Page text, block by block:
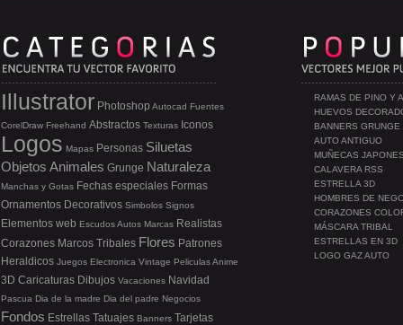
RAMAS DE PINO Y
HUEVOS
BANNERS GRUNGE
AUTO ANTIGUO
MUÑECAS
CALAVERA RSS
ESTRELLA 3D
HOMBRES DE
CORAZONES
MÁSCARA TRIBAL
ESTRELLAS EN 3D
LOGO GAZ AUTO
Illustrator Photoshop Autocad Fuentes
CorelDraw Freehand Abstractos Texturas Iconos
Logos Mapas Personas Siluetas
Objetos Animales Grunge Naturaleza
Manchas y Gotas Fechas especiales Formas
Ornamentos Decorativos Simbolos Signos
Elementos web EscudosAutos Marcas Realistas
Corazones Marcos Tribales Flores Patrones
Heraldicos Juegos Electronica Vintage PeliculasAnime
3D Caricaturas Dibujos Vacaciones Navidad
Pascua Dia de la madre Dia del padre Negocios
Fondos Estrellas Tatuajes Banners Tarjetas